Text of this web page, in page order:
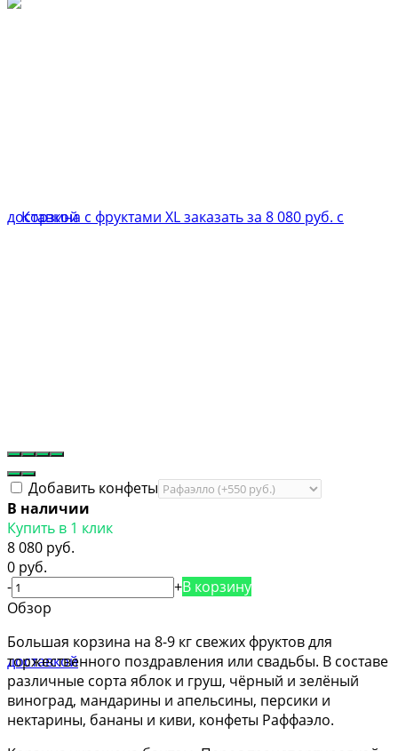
Добавить конфеты
В наличии
Купить в 1 клик
8 080 руб.
0 руб.
-
+В корзину
Обзор
Большая корзина на 8-9 кг свежих фруктов для
торжественного поздравления или свадьбы. В составе
различные сорта яблок и груш, чёрный и зелёный
виноград, мандарины и апельсины, персики и
нектарины, бананы и киви, конфеты Раффаэло.